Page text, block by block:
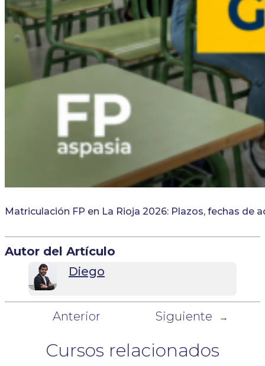
Matriculación FP en La Rioja 2026: Plazos, fechas
Autor del Artículo
Diego
Anterior Siguiente →
Cursos relacionados